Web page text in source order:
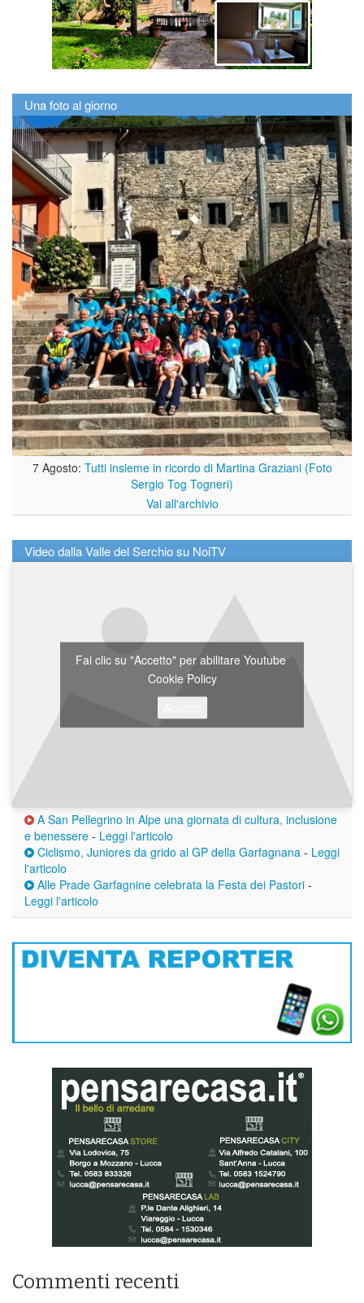
Una foto al giorno
7 Agosto: Tutti insieme in ricordo di Martina Graziani (Foto
Sergio Tog Togneri)
Vai all'archivio
Video dalla Valle del Serchio su NoiTV
Fai clic su "Accetto" per abilitare Youtube
Cookie Policy
A San Pellegrino in Alpe una giornata di cultura, inclusione
e benessere - Leggi l'articolo
Ciclismo, Juniores da grido al GP della Garfagnana - Leggi
l'articolo
Alle Prade Garfagnine celebrata la Festa dei Pastori -
Leggi l'articolo
Commenti recenti